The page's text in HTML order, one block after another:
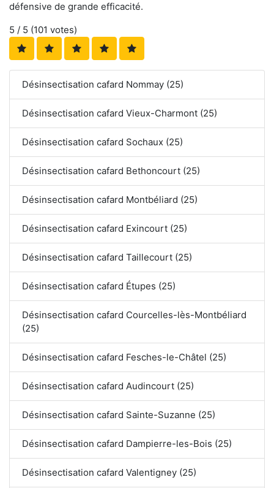
défensive de grande efficacité.
5 / 5 (101 votes)
Désinsectisation cafard Nommay (25)
Désinsectisation cafard Vieux-Charmont (25)
Désinsectisation cafard Sochaux (25)
Désinsectisation cafard Bethoncourt (25)
Désinsectisation cafard Montbéliard (25)
Désinsectisation cafard Exincourt (25)
Désinsectisation cafard Taillecourt (25)
Désinsectisation cafard Étupes (25)
Désinsectisation cafard Courcelles-lès-Montbéliard
(25)
Désinsectisation cafard Fesches-le-Châtel (25)
Désinsectisation cafard Audincourt (25)
Désinsectisation cafard Sainte-Suzanne (25)
Désinsectisation cafard Dampierre-les-Bois (25)
Désinsectisation cafard Valentigney (25)